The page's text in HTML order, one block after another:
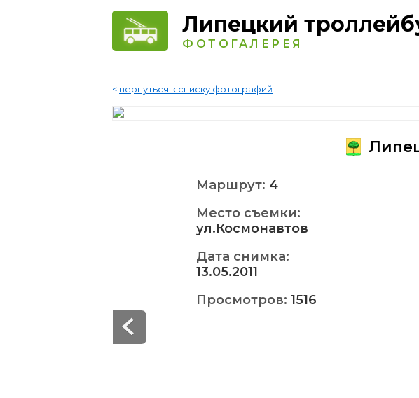
Липецкий
ФОТОГАЛЕРЕЯ
< вернуться к списку фотографий
Маршрут: 4
Место съемки:
ул.Космонавтов
Дата снимка:
13.05.2011
Просмотров: 1516